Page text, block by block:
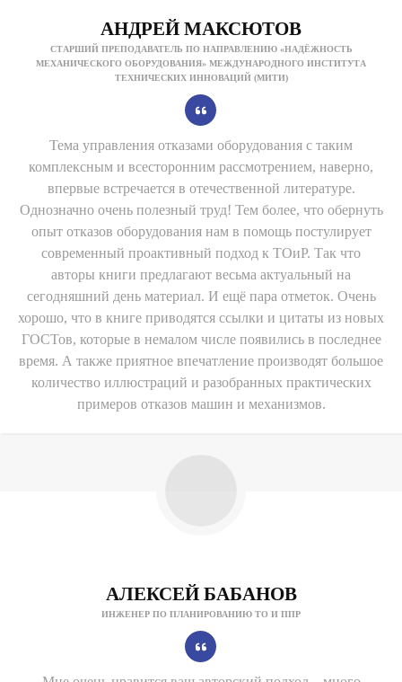
АНДРЕЙ МАКСЮТОВ
СТАРШИЙ ПРЕПОДАВАТЕЛЬ ПО НАПРАВЛЕНИЮ «НАДЁЖНОСТЬ
МЕХАНИЧЕСКОГО ОБОРУДОВАНИЯ» МЕЖДУНАРОДНОГО ИНСТИТУТА
ТЕХНИЧЕСКИХ ИННОВАЦИЙ (МИТИ)
Тема управления отказами оборудования с таким
комплексным и всесторонним рассмотрением, наверно,
впервые встречается в отечественной литературе.
Однозначно очень полезный труд! Тем более, что обернуть
опыт отказов оборудования нам в помощь постулирует
современный проактивный подход к ТОиР. Так что
авторы книги предлагают весьма актуальный на
сегодняшний день материал. И ещё пара отметок. Очень
хорошо, что в книге приводятся ссылки и цитаты из новых
ГОСТов, которые в немалом числе появились в последнее
время. А также приятное впечатление производят большое
количество иллюстраций и разобранных практических
примеров отказов машин и механизмов.
АЛЕКСЕЙ БАБАНОВ
ИНЖЕНЕР ПО ПЛАНИРОВАНИЮ ТО И ППР